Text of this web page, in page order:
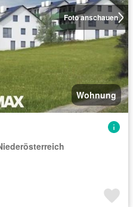
Foto anschauen
Wohnung